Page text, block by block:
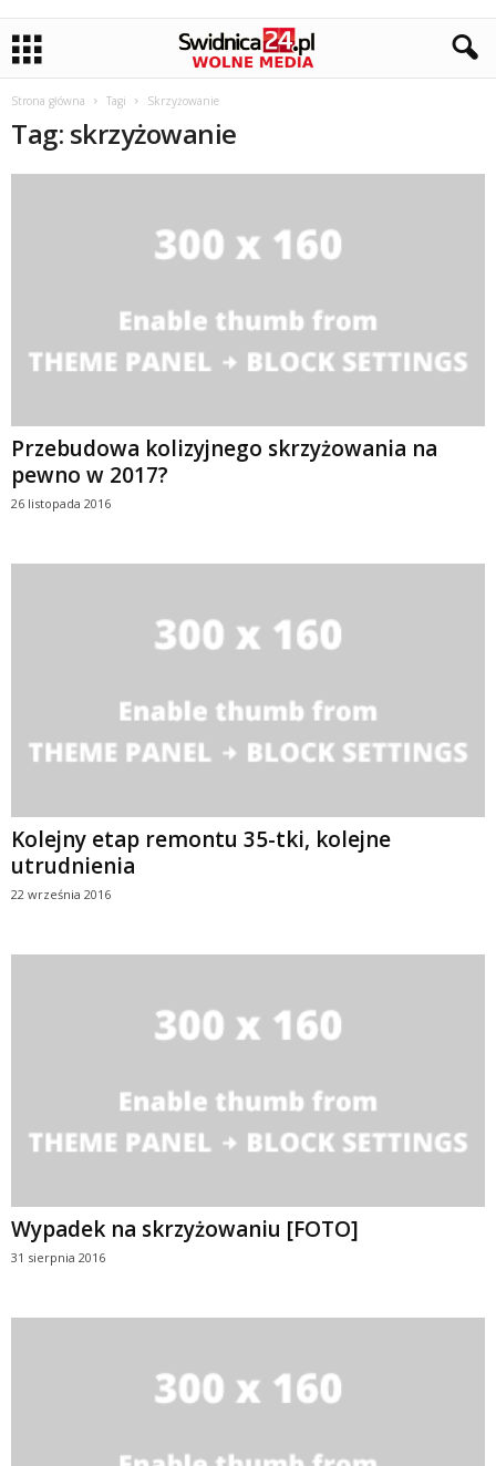
Strona główna Tagi Skrzyżowanie
Tag: skrzyżowanie
Przebudowa kolizyjnego skrzyżowania na
pewno w 2017?
26 listopada 2016
Kolejny etap remontu 35-tki, kolejne
utrudnienia
22 września 2016
Wypadek na skrzyżowaniu [FOTO]
31 sierpnia 2016